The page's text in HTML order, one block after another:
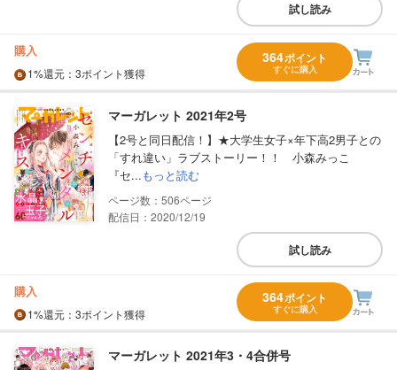
試し読み
購入
1%還元 ：3ポイント獲得
364ポイント
すぐに購入
マーガレット 2021年2号
【2号と同日配信！】★大学生女子×年下高2男子との
「すれ違い」ラブストーリー！！ 小森みっこ
『セ...もっと読む
506
配信日：2020/12/19
試し読み
購入
1%還元 ：3ポイント獲得
364ポイント
すぐに購入
マーガレット 2021年3・4合併号